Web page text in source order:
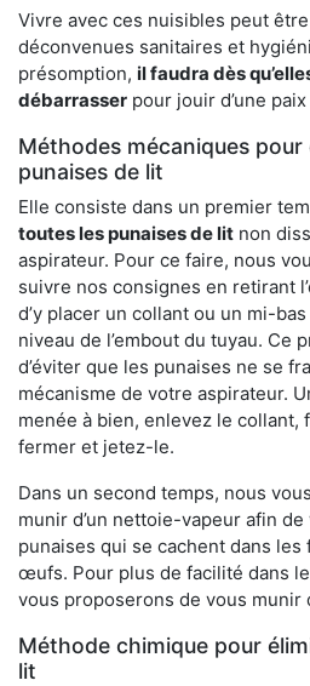
Vivre avec ces nuisibles peut
déconvenues sanitaires et
présomption, il faudra dès
débarrasser pour jouir d’une
Méthodes mécaniques
punaises de lit
Elle consiste dans un premier
toutes les punaises de lit non
aspirateur. Pour ce faire, nous
suivre nos consignes en retirant
d’y placer un collant ou un mi-
niveau de l’embout du tuyau. Ce
d’éviter que les punaises ne se
mécanisme de votre aspirateur.
menée à bien, enlevez le
fermer et jetez-le.
Dans un second temps, nous
munir d’un nettoie-vapeur afin
punaises qui se cachent dans
œufs. Pour plus de facilité dans
vous proposerons de vous munir
Méthode chimique pour
lit